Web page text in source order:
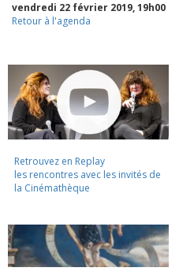
vendredi 22 février 2019, 19h00
Retour à l'agenda
Retrouvez en Replay
les rencontres avec les invités de
la Cinémathèque